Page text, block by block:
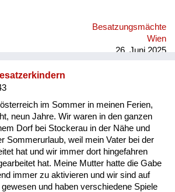
Mutter. Und das ist das Schöne an
Besatzungsmächte
Wien
26. Juni 2025
im Sommer in meinen Ferien,
neun Jahre. Wir waren in den ganzen
Dorf bei Stockerau in der Nähe und
Sommerurlaub, weil mein Vater bei der
hat und wir immer dort hingefahren
hat. Meine Mutter hatte die Gabe
immer zu aktivieren und wir sind auf
und haben verschiedene Spiele